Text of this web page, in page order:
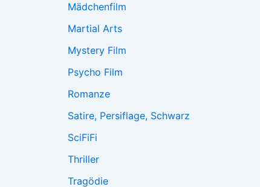
Mädchenfilm
Martial Arts
Mystery Film
Psycho Film
Romanze
Satire, Persiflage, Schwarz
SciFiFi
Thriller
Tragödie